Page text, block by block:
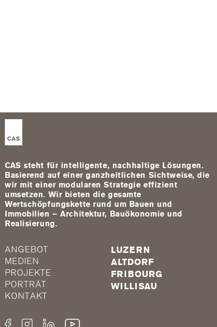
CAS steht für intelligente, nachhaltige Lösungen.
Basierend auf einer ganzheitlichen Sichtweise, die
wir mit einer modularen Strategie effizient
umsetzen. Wir bieten die gesamte
Wertschöpfungskette rund um Bauen und
Immobilien – Architektur, Bauökonomie und
Realisierung.
ANGEBOT
MEDIEN
PROJEKTE
PORTRÄT
KONTAKT
LUZERN
ALTDORF
FRIBOURG
WILLISAU